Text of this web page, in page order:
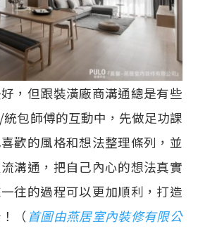
，但跟裝潢廠商溝通總是有些
包師傅的互動中，先做足功課
歡的風格和想法整理條列，並
溝通，把自己內心的想法真實
往的過程可以更加順利，打造
（首圖由燕居室內裝修有限公